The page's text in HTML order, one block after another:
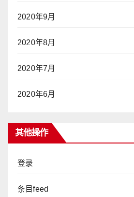
2020年9月
2020年8月
2020年7月
2020年6月
其他操作
登录
条目feed